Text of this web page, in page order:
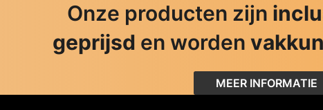
Onze producten zijn
geprijsd en worden
MEER INFORMATIE